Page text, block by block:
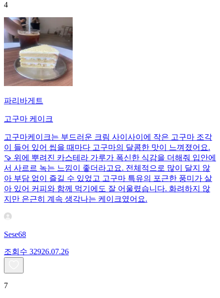
4
파리바게트
고구마 케이크
고구마케이크는 부드러운 크림 사이사이에 작은 고구마 조각
이 들어 있어 씹을 때마다 고구마의 달콤한 맛이 느껴졌어요.
🍠 위에 뿌려진 카스테라 가루가 폭신한 식감을 더해줘 입안에
서 사르르 녹는 느낌이 좋더라고요. 전체적으로 많이 달지 않
아 부담 없이 즐길 수 있었고 고구마 특유의 포근한 풍미가 살
아 있어 커피와 함께 먹기에도 잘 어울렸습니다. 화려하지 않
지만 은근히 계속 생각나는 케이크였어요.
Sese68
조회수 32926.07.26
7